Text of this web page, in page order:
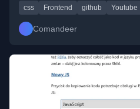
css Frontend github Youtube
Comandeer